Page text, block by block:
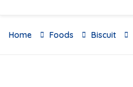
Home Foods Biscuit